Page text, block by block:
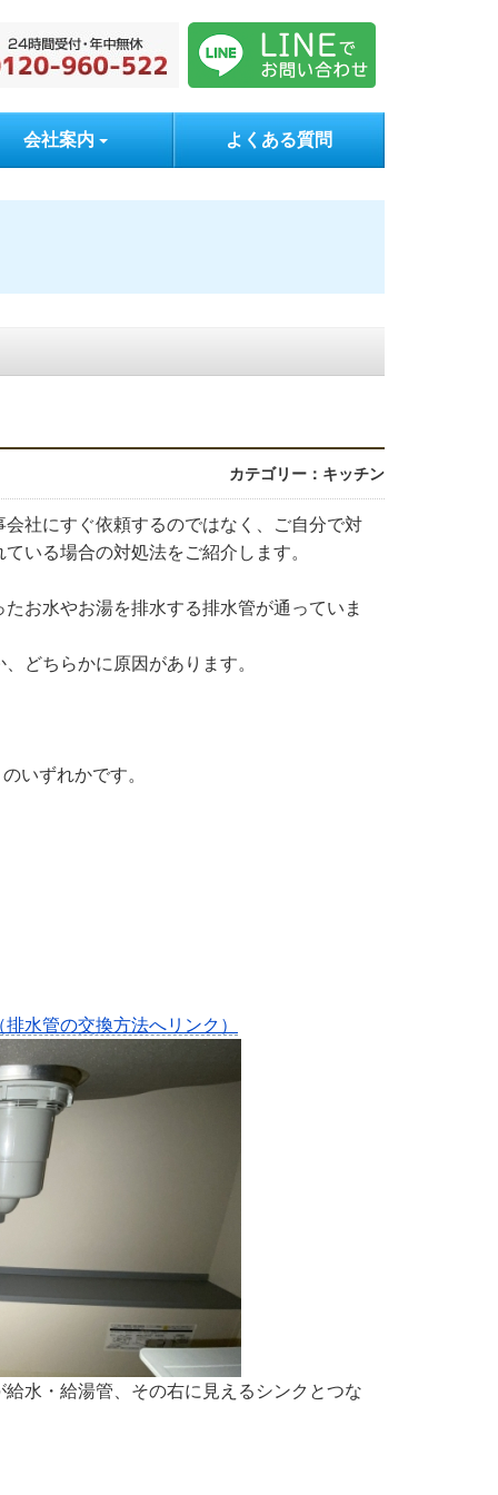
会社案内 よくある質問
カテゴリー：キッチン
社にすぐ依頼するのではなく、ご自分で対
いる場合の対処法をご紹介します。
お水やお湯を排水する排水管が通っていま
どちらかに原因があります。
いずれかです。
排水管の交換方法へリンク）
水・給湯管、その右に見えるシンクとつな